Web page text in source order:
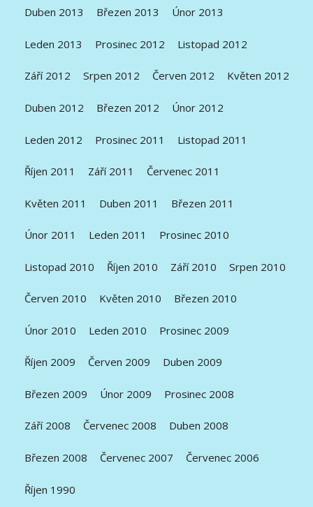
Duben 2013 Březen 2013 Únor 2013
Leden 2013 Prosinec 2012 Listopad 2012
Září 2012 Srpen 2012 Červen 2012 Květen 2012
Duben 2012 Březen 2012 Únor 2012
Leden 2012 Prosinec 2011 Listopad 2011
Říjen 2011 Září 2011 Červenec 2011
Květen 2011 Duben 2011 Březen 2011
Únor 2011 Leden 2011 Prosinec 2010
Listopad 2010 Říjen 2010 Září 2010 Srpen 2010
Červen 2010 Květen 2010 Březen 2010
Únor 2010 Leden 2010 Prosinec 2009
Říjen 2009 Červen 2009 Duben 2009
Březen 2009 Únor 2009 Prosinec 2008
Září 2008 Červenec 2008 Duben 2008
Březen 2008 Červenec 2007 Červenec 2006
Říjen 1990